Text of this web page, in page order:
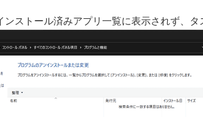
ンストール済みアプリ一覧に表示されず、タ